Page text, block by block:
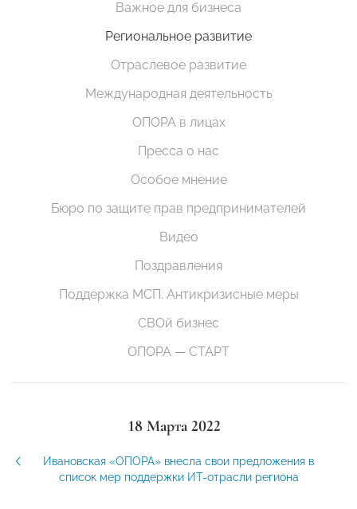
Важное для бизнеса
Региональное развитие
Отраслевое развитие
Международная деятельность
ОПОРА в лицах
Пресса о нас
Особое мнение
Бюро по защите прав предпринимателей
Видео
Поздравления
Поддержка МСП. Антикризисные меры
СВОй бизнес
ОПОРА — СТАРТ
18 Марта 2022
Ивановская «ОПОРА» внесла свои предложения в
список мер поддержки ИТ-отрасли региона